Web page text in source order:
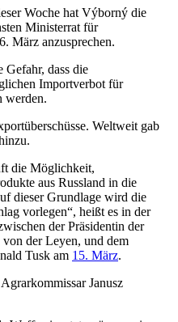
Woche hat Výborný die
Ministerrat für
März anzusprechen.
Gefahr, dass die
Importverbot für
werden.
Weltweit gab
die Möglichkeit,
aus Russland in die
dieser Grundlage wird die
vorlegen“, heißt es in der
der Präsidentin der
der Leyen, und dem
Tusk am 15. März.
Janusz